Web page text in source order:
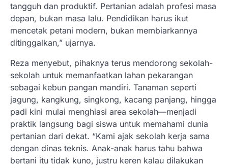
tangguh dan produktif. Pertanian adalah profesi masa
depan, bukan masa lalu. Pendidikan harus ikut
mencetak petani modern, bukan membiarkannya
ditinggalkan,” ujarnya.
Reza menyebut, pihaknya terus mendorong sekolah-
sekolah untuk memanfaatkan lahan pekarangan
sebagai kebun pangan mandiri. Tanaman seperti
jagung, kangkung, singkong, kacang panjang, hingga
padi kini mulai menghiasi area sekolah—menjadi
praktik langsung bagi siswa untuk memahami dunia
pertanian dari dekat. “Kami ajak sekolah kerja sama
dengan dinas teknis. Anak-anak harus tahu bahwa
bertani itu tidak kuno, justru keren kalau dilakukan